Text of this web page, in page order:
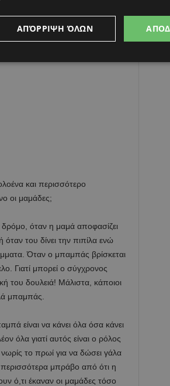
στην παιδική χαρά ή
πλέον το συνηθισμένο
και περισσότερο
οι μαμάδες;
δρόμο, όταν η μαμά αποφασίζει
όταν του δίνει την πιπίλα ενώ
Όταν ο μπαμπάς βρίσκεται
Γιατί μπορεί ο σύγχρονος
του δουλειά! Μάλιστα, κάποιοι
μπαμπάς.
είναι να κάνει όλα όσα κάνει
όλα γιατί αυτός είναι ο ρόλος
το πρωί για να δώσει γάλα
περισσότερα μπράβο από ότι η
ό,τι έκαναν οι μαμάδες τόσο
ΑΠΌΡΡΙΨΗ ΌΛΩΝ